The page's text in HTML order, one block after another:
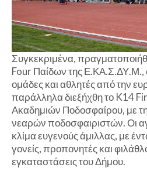
Συγκεκριμένα,
Four Παίδων της Ε.ΚΑ.Σ.ΔΥ.Μ.,
ομάδες και αθλητές από την
παράλληλα διεξήχθη το K14
Ακαδημιών Ποδοσφαίρου, με
νεαρών ποδοσφαιριστών. Οι
κλίμα ευγενούς άμιλλας, με
γονείς, προπονητές και
εγκαταστάσεις του Δήμου.